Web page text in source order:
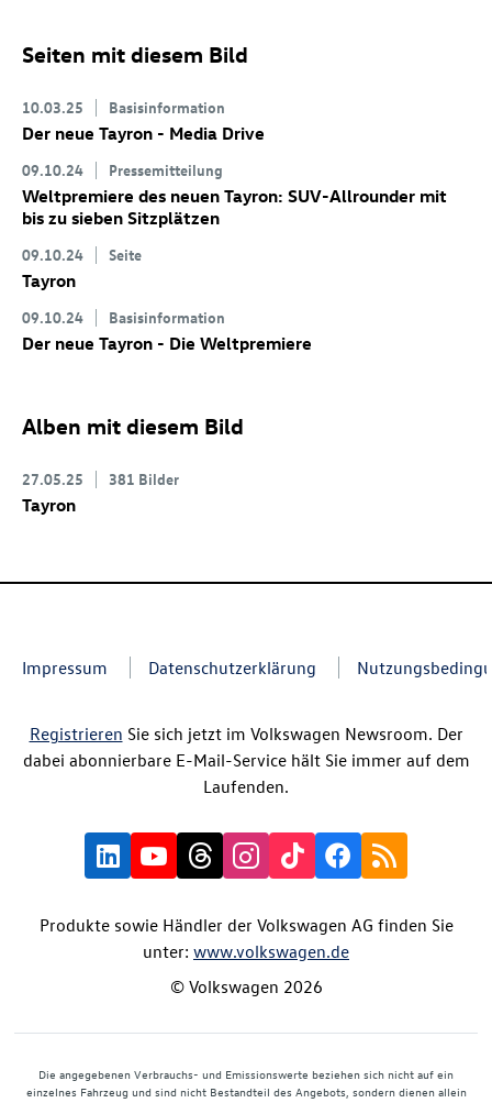
Seiten mit diesem Bild
10.03.25 Basisinformation
Der neue Tayron - Media Drive
09.10.24 Pressemitteilung
Weltpremiere des neuen Tayron: SUV-Allrounder mit
bis zu sieben Sitzplätzen
09.10.24 Seite
Tayron
09.10.24 Basisinformation
Der neue Tayron - Die Weltpremiere
Alben mit diesem Bild
27.05.25 381 Bilder
Tayron
Impressum Datenschutzerklärung
Registrieren Sie sich jetzt im Volkswagen Newsroom. Der
dabei abonnierbare E-Mail-Service hält Sie immer auf dem
Laufenden.
Produkte sowie Händler der Volkswagen AG finden Sie
unter: www.volkswagen.de
© Volkswagen 2026
Die angegebenen Verbrauchs- und Emissionswerte beziehen sich nicht auf ein
einzelnes Fahrzeug und sind nicht Bestandteil des Angebots, sondern dienen allein